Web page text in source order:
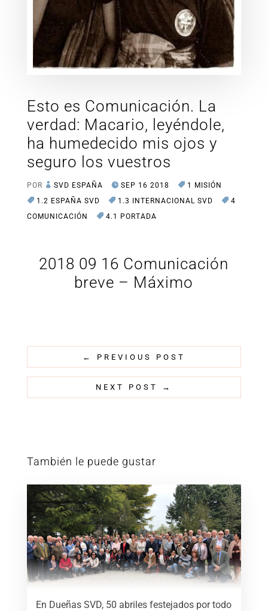
Esto es Comunicación. La
verdad: Macario, leyéndole,
ha humedecido mis ojos y
seguro los vuestros
POR SVD ESPAÑA SEP 16 2018
1 MISIÓN
1.2 ESPAÑA SVD
1.3 INTERNACIONAL SVD
4
COMUNICACIÓN
4.1 PORTADA
2018 09 16 Comunicación
breve – Máximo
← PREVIOUS POST
NEXT POST →
También le puede gustar
En Dueñas SVD, 50 abriles festejados por todo